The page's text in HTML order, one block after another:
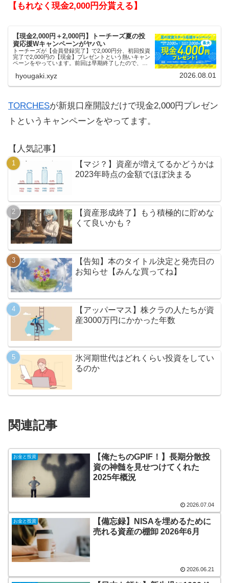
【もれなく現金2,000円分貰える】
【現金2,000円＋2,000円】トーチーズ夏の投
資応援Wキャンペーンがヤバい
トーチーズが【会員登録完了】で2,000円分、初回投資
完了で2,000円の【現金】プレゼントという熱いキャン
ペーンをやっています。前回は早期終了したので、使
hyougaki.xyz 2026.08.01
TORCHESが新規口座開設だけで現金2,000円プレゼン
トというキャンペーンをやってます。
【人気記事】
【マジ？】資産が増えてるかどうかは
2023年時点の金額でほぼ決まる
【資産形成終了】もう積極的に貯めな
くて良いかも？
【告知】本のタイトル決定と発売日の
お知らせ【みんな買ってね】
【アッパーマス】株クラの人たちが資
産3000万円にかかった年数
氷河期世代はどれくらい投資をしてい
るのか
関連記事
お金と投資
【俺たちのGPIF！】長期分散投
資の神髄を見せつけてくれた
2025年概況
2026.07.04
お金と投資
【備忘録】NISAを埋めるために
売れる資産の棚卸 2026年6月
2026.06.21